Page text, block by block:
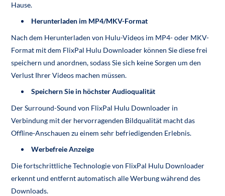
Hause.
Herunterladen im MP4/MKV-Format
Nach dem Herunterladen von Hulu-Videos im MP4- oder MKV-
Format mit dem FlixPal Hulu Downloader können Sie diese frei
speichern und anordnen, sodass Sie sich keine Sorgen um den
Verlust Ihrer Videos machen müssen.
Speichern Sie in höchster Audioqualität
Der Surround-Sound von FlixPal Hulu Downloader in
Verbindung mit der hervorragenden Bildqualität macht das
Offline-Anschauen zu einem sehr befriedigenden Erlebnis.
Werbefreie Anzeige
Die fortschrittliche Technologie von FlixPal Hulu Downloader
erkennt und entfernt automatisch alle Werbung während des
Downloads.